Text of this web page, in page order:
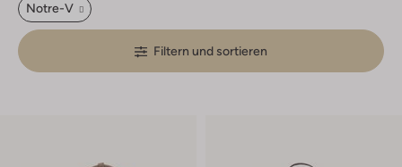
Notre-V
Filtern und sortieren